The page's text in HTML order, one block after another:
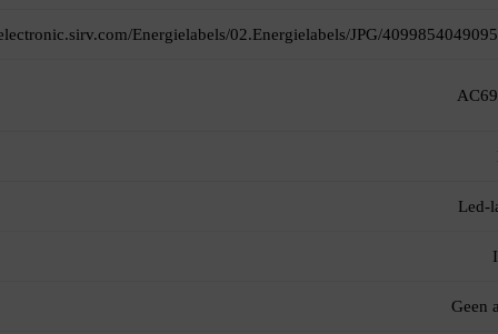
Energielabels/02.Energielabels/JPG/
Led-
Geen